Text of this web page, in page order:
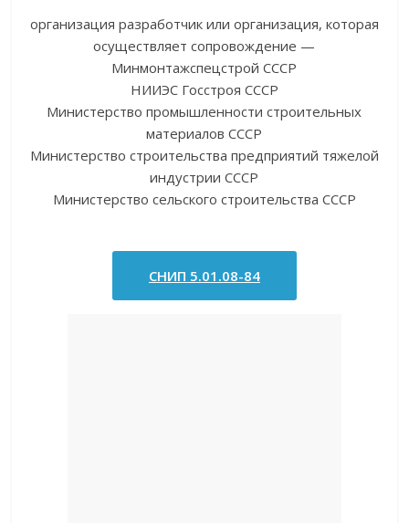
организация разработчик или организация, которая
осуществляет сопровождение —
Минмонтажспецстрой СССР
НИИЭС Госстроя СССР
Министерство промышленности строительных
материалов СССР
Министерство строительства предприятий тяжелой
индустрии СССР
Министерство сельского строительства СССР
СНИП 5.01.08-84